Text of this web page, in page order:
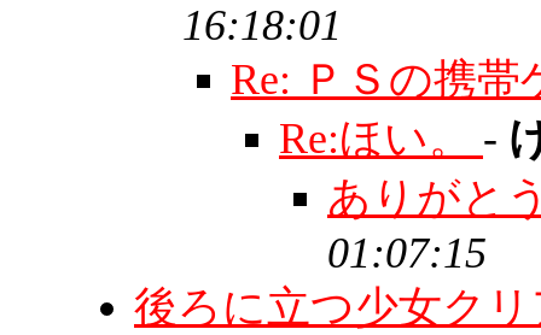
16:18:01
Re: ＰＳの携
Re:ほい。 -
ありがと
01:07:15
後ろに立つ少女ク